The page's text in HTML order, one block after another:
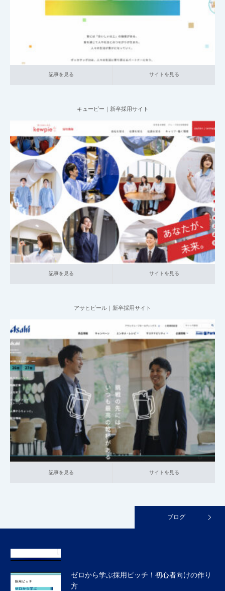
記事を見る サイトを見る
キューピー｜新卒採用サイト
2025.05.21
001_新卒採用サイト 014_食品 大企業の採用サイト
記事を見る サイトを見る
記事を見る サイトを見る
アサヒビール｜新卒採用サイト
2025.05.01
001_新卒採用サイト 014_食品 大企業の採用サイト
記事を見る サイトを見る
記事を見る サイトを見る
ブログ
採用サイトの「福利厚生」とは？具体的な作
り方と参考事例から解…
採用サイトの「よくある質問」とは？具体的
採用サイトの「社長メッセージ」「採用担当
者からのメッセージ」…
採用サイト「ヘッダーの役割」と実践的な作